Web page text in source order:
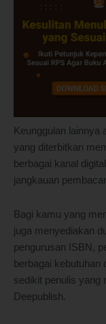
Keunggulan lainnya
yang diterbitkan
berbagai kanal
jangkauan
Bagi kamu yang
juga menyediakan
pengurusan ISBN,
berbagai
sedikit penulis yang
Deepublish.